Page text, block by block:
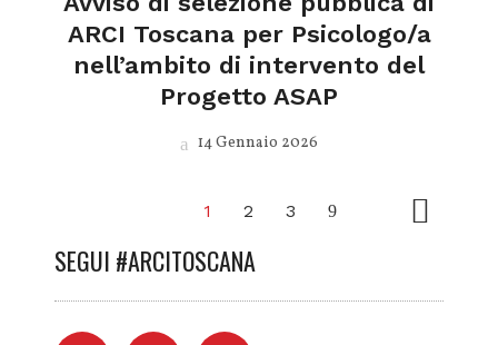
ARCI Toscana per Psicologo/a
nell’ambito di intervento del
Progetto ASAP
14 Gennaio 2026
1 2 3
SEGUI #ARCITOSCANA